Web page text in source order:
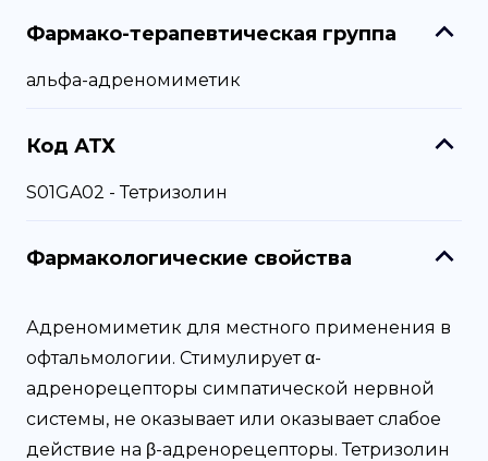
Фармако-терапевтическая группа
альфа-адреномиметик
Код АТХ
S01GA02 - Тетризолин
Фармакологические свойства
Адреномиметик для местного применения в
офтальмологии. Стимулирует α-
адренорецепторы симпатической нервной
системы, не оказывает или оказывает слабое
действие на β-адренорецепторы. Тетризолин